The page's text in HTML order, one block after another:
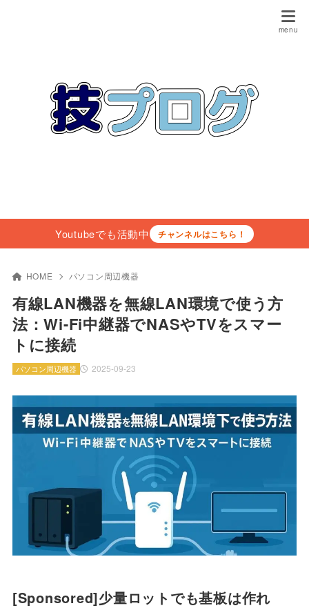
Youtubeでも活動中 チャンネルはこちら！
HOME パソコン周辺機器
有線LAN機器を無線LAN環境で使う方
法：Wi-Fi中継器でNASやTVをスマー
トに接続
2025-09-23
パソコン周辺機器
[Sponsored]少量ロットでも基板は作れ